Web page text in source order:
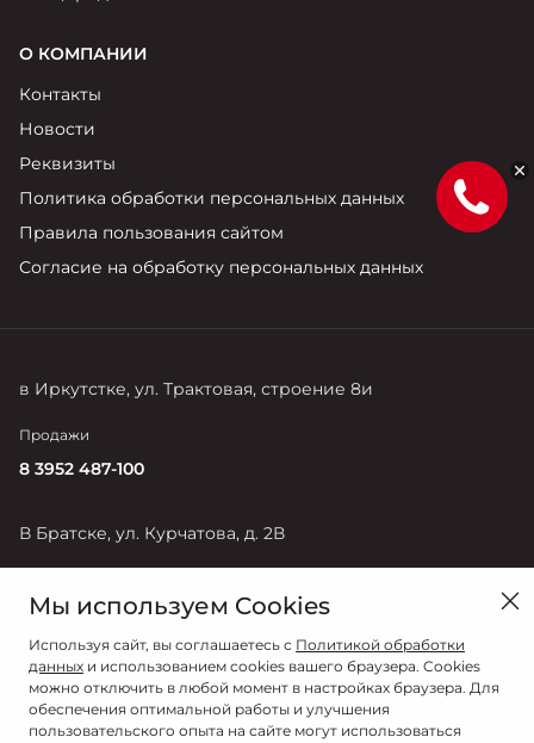
О КОМПАНИИ
Контакты
Новости
Реквизиты
Политика обработки персональных данных
Правила пользования сайтом
Согласие на обработку персональных данных
в Иркутстке, ул. Трактовая, строение 8и
Продажи
8 3952 487-100
В Братске, ул. Курчатова, д. 2В
8 3953 350-700
Мы используем Cookies
Используя сайт, вы соглашаетесь с Политикой обработки
данных и использованием cookies вашего браузера. Cookies
можно отключить в любой момент в настройках браузера. Для
обеспечения оптимальной работы и улучшения
пользовательского опыта на сайте могут использоваться